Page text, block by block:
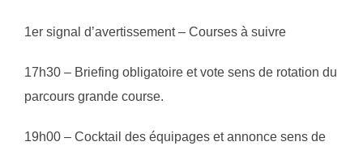
1er signal d’avertissement – Courses à suivre
17h30 – Briefing obligatoire et vote sens de rotation du
parcours grande course.
19h00 – Cocktail des équipages et annonce sens de